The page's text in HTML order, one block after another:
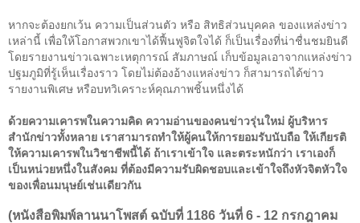
หากจะต้องยกเว้น ความเป็นส่วนตัว หรือ สิทธิส่วนบุคคล ของแหล่งข่าว
เหล่านี้ เพื่อให้โอกาสพวกเขาได้ฟื้นฟูจิตใจได้ ก็เป็นเรื่องที่น่าชื่นชมยินดี
โดยรายงานข่าวเฉพาะเหตุการณ์ สัมภาษณ์ เก็บข้อมูลเอาจากแหล่งข่าว
ปฐมภูมิที่รู้เห็นเรื่องราว โดยไม่ต้องอ้างแหล่งข่าว ก็สามารถได้ข่าว
รายงานพิเศษ หรือบทวิเคราะห์คุณภาพชิ้นหนึ่งได้
ด้วยความเคารพในความคิด ความอ่านของคนข่าวรุ่นใหม่ ผู้บริหาร
สำนักข่าวทั้งหลาย เราสามารถทำให้ผู้คนให้การยอมรับนับถือ ให้เกียรติ
ให้ความเคารพในวิชาชีพนี้ได้ ถ้าเราเข้าใจ และตระหนักว่า เราเองก็
เป็นหน่วยหนึ่งในสังคม ที่ต้องมีความรับผิดชอบและเข้าใจถึงหัวจิตหัวใจ
ของเพื่อนมนุษย์เช่นเดียวกัน
(หนังสือพิมพ์ลานนาโพสต์ ฉบับที่ 1186 วันที่ 6 - 12 กรกฎาคม